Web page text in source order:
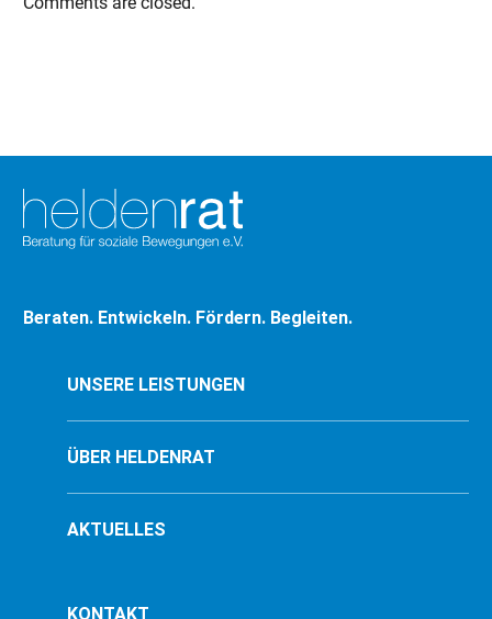
Beraten. Entwickeln. Fördern. Begleiten.
UNSERE LEISTUNGEN
ÜBER HELDENRAT
AKTUELLES
KONTAKT